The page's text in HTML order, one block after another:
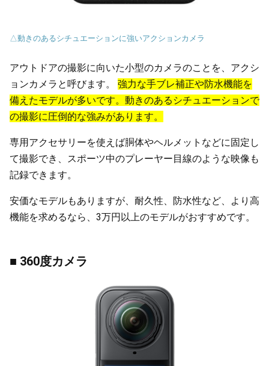
△動きのあるシチュエーションに強いアクションカメラ
アウトドアの撮影に向いた小型のカメラのことを、アクシ
ョンカメラと呼びます。 強力な手ブレ補正や防水機能を
備えたモデルが多いです。動きのあるシチュエーションで
の撮影に圧倒的な強みがあります。
専用アクセサリーを使えば胴体やヘルメットなどに固定し
て撮影でき、スポーツ中のプレーヤー目線のような映像も
記録できます。
安価なモデルもありますが、耐久性、防水性など、より高
機能を求めるなら、3万円以上のモデルがおすすめです。
■ 360度カメラ